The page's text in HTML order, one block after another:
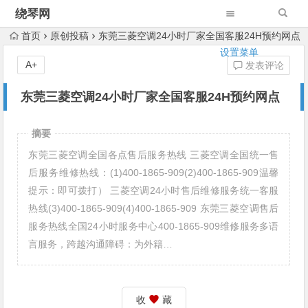
绕琴网
设置菜单
首页 原创投稿 东莞三菱空调24小时厂家全国客服24H预约网点
东莞三菱空调24小时厂家全国客服24H预约网点
发表评论
A+
摘要
东莞三菱空调全国各点售后服务热线 三菱空调全国统一售
后服务维修热线：(1)400-1865-909(2)400-1865-909温馨
提示：即可拨打） 三菱空调24小时售后维修服务统一客服
热线(3)400-1865-909(4)400-1865-909 东莞三菱空调售后
服务热线全国24小时服务中心400-1865-909维修服务多语
言服务，跨越沟通障碍：为外籍…
收 藏